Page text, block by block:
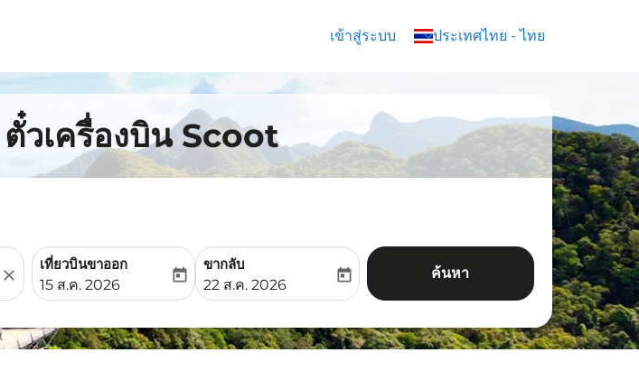
เข้าสู่ระบบ ประเทศไทย - ไทย
keyboard_arrow_down
วเครื่องบิน Scoot
close
เที่ยวบินขาออก
fc-booking-departure-date-aria-label
15 ส.ค. 2026
today
ขากลับ
fc-booking-return-date-aria-label
22 ส.ค. 2026
today ค้นหา